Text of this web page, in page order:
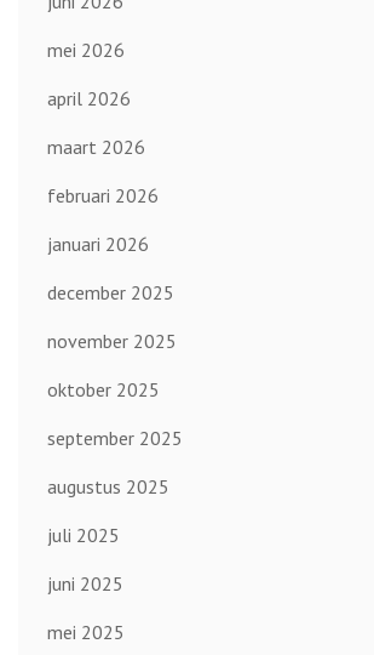
mei 2026
april 2026
maart 2026
februari 2026
januari 2026
december 2025
november 2025
oktober 2025
september 2025
augustus 2025
juli 2025
juni 2025
mei 2025